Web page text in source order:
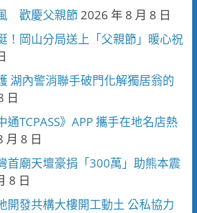
歡慶父親節2026 年 8 月 8 日
！岡山分局送上「父親節」暖心祝
湖內警消聯手破門化解獨居翁的
日
TCPASS》APP 攜手在地名店熱
月 8 日
首廟天壇豪捐「300萬」助熊本震
8 日
開發共構大樓開工動土 公私協力